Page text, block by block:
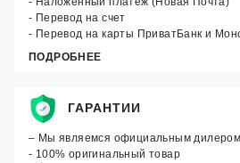
- Перевод на счет
- Перевод на карты ПриватБанк и
ПОДРОБНЕЕ
ГАРАНТИИ
– Мы являемся официальным
- 100% оригинальный товар